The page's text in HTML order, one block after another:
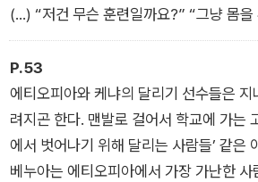
(…) “저건 무슨 훈련일까요?” “그냥 몸을
기원하면서 씨를 뿌리는 동작 같은 거예
이런 훈련을 본 적도 들은 적도 없다. 이제
트가 음계 연습을 하는 것처럼 각 달리기
차례 과장된 모습으로 연습한다.
P.53
에티오피아와 케냐의 달리기 선수들은
려지곤 한다. 맨발로 걸어서 학교에 가는
에서 벗어나기 위해 달리는 사람들’ 같은
베누아는 에티오피아에서 가장 가난한